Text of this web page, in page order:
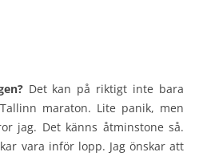
Det kan på riktigt inte bara
maraton. Lite panik, men
jag. Det känns åtminstone så.
vara inför lopp. Jag önskar att